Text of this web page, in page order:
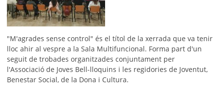
"M'agrades sense control" és el títol de la xerrada que va tenir
lloc ahir al vespre a la Sala Multifuncional. Forma part d'un
seguit de trobades organitzades conjuntament per
l'Associació de Joves Bell-lloquins i les regidories de Joventut,
Benestar Social, de la Dona i Cultura.